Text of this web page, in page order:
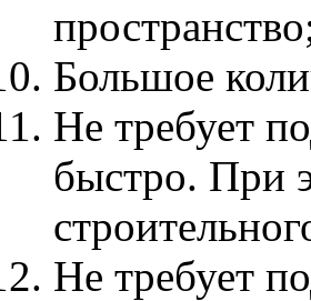
Большое
Не требует
быстро. При
Не требует